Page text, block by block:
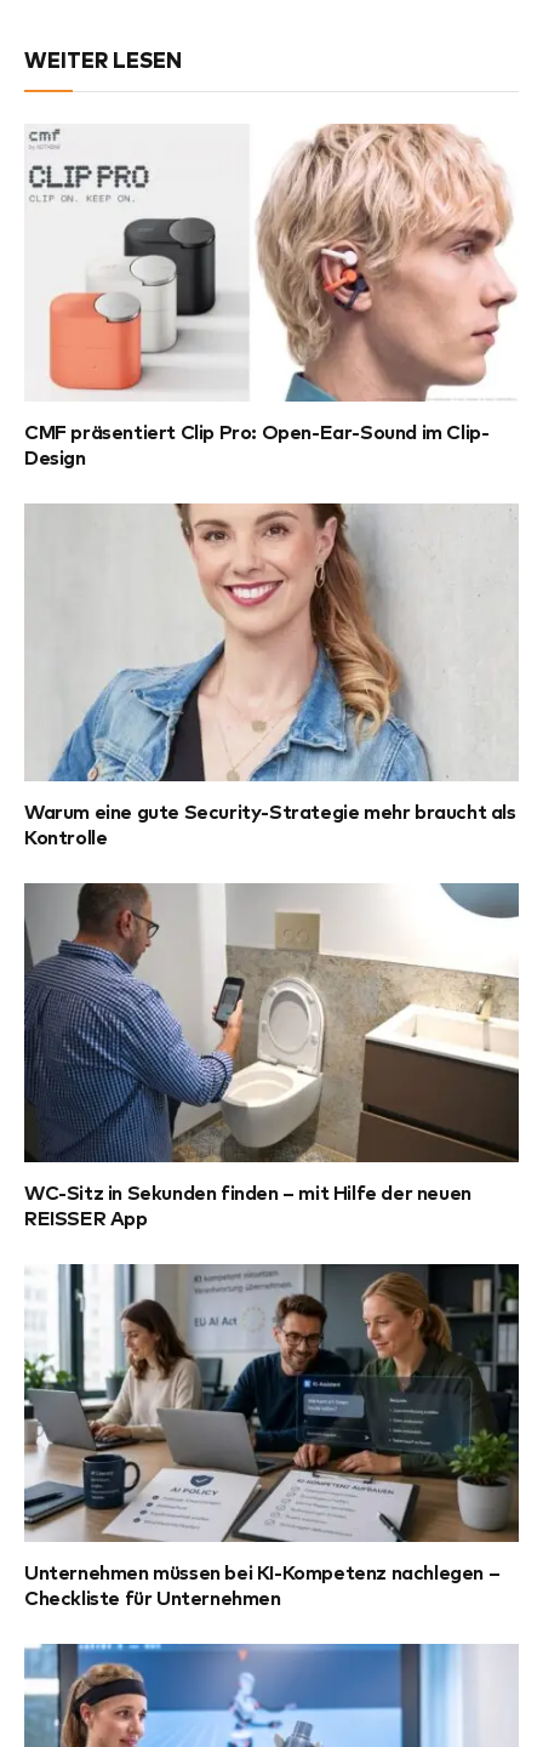
WEITER LESEN
CMF präsentiert Clip Pro: Open-Ear-Sound im Clip-
Design
Warum eine gute Security-Strategie mehr braucht als
Kontrolle
WC-Sitz in Sekunden finden – mit Hilfe der neuen
REISSER App
Unternehmen müssen bei KI-Kompetenz nachlegen –
Checkliste für Unternehmen